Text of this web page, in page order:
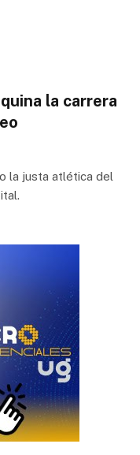
la carrera
la justa atlética del